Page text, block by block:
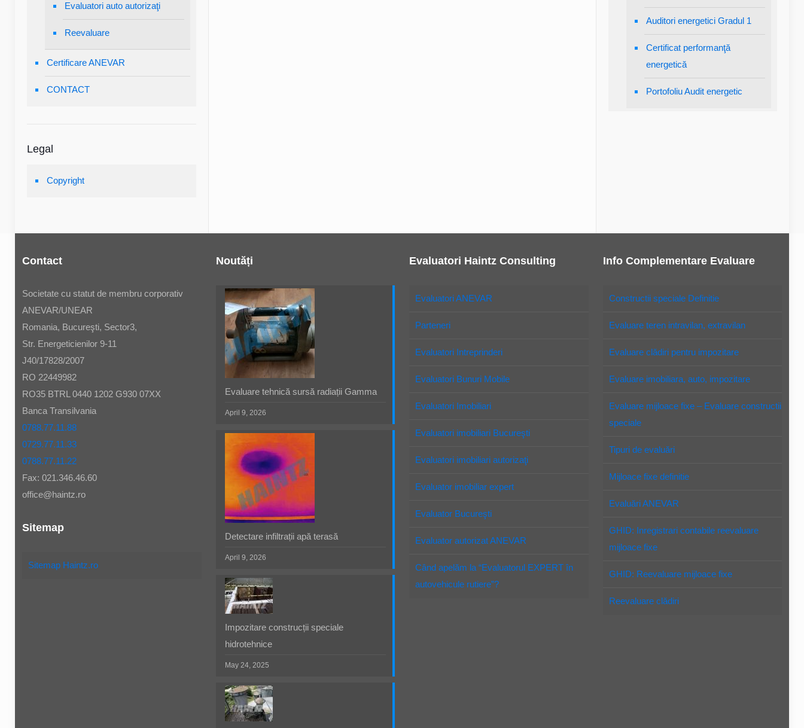
Evaluatori auto autorizaţi
Reevaluare
Certificare ANEVAR
CONTACT
Legal
Copyright
Auditori energetici Gradul 1
Certificat performanţă
energetică
Portofoliu Audit energetic
Contact
Societate cu statut de membru corporativ
ANEVAR/UNEAR
Romania, Bucureşti, Sector3,
Str. Energeticienilor 9-11
J40/17828/2007
RO 22449982
RO35 BTRL 0440 1202 G930 07XX
Banca Transilvania
0788.77.11.88
0729.77.11.33
0788.77.11.22
Fax: 021.346.46.60
office@haintz.ro
Sitemap
Sitemap Haintz.ro
Noutăți
Evaluare tehnică sursă radiații Gamma
April 9, 2026
Detectare infiltrații apă terasă
April 9, 2026
Impozitare construcții speciale
hidrotehnice
May 24, 2025
Evaluatori Haintz Consulting
Evaluatori ANEVAR
Parteneri
Evaluatori Intreprinderi
Evaluatori Bunuri Mobile
Evaluatori Imobiliari
Evaluatori imobiliari Bucureşti
Evaluatori imobiliari autorizaţi
Evaluator imobiliar expert
Evaluator Bucureşti
Evaluator autorizat ANEVAR
Când apelăm la “Evaluatorul EXPERT în
autovehicule rutiere”?
Info Complementare Evaluare
Constructii speciale Definitie
Evaluare teren intravilan, extravilan
Evaluare clădiri pentru impozitare
Evaluare imobiliara, auto, impozitare
Evaluare mijloace fixe – Evaluare constructii
speciale
Tipuri de evaluări
Mijloace fixe definitie
Evaluări ANEVAR
GHID: Inregistrari contabile reevaluare
mijloace fixe
GHID: Reevaluare mijloace fixe
Reevaluare clădiri